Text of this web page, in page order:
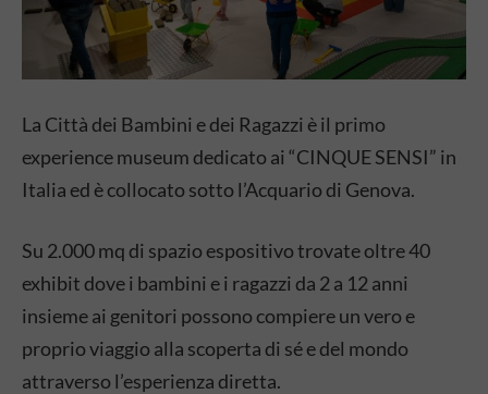
La Città dei Bambini e dei Ragazzi è il primo
experience museum dedicato ai “CINQUE SENSI” in
Italia ed è collocato sotto l’Acquario di Genova.
Su 2.000 mq di spazio espositivo trovate oltre 40
exhibit dove i bambini e i ragazzi da 2 a 12 anni
insieme ai genitori possono compiere un vero e
proprio viaggio alla scoperta di sé e del mondo
attraverso l’esperienza diretta.